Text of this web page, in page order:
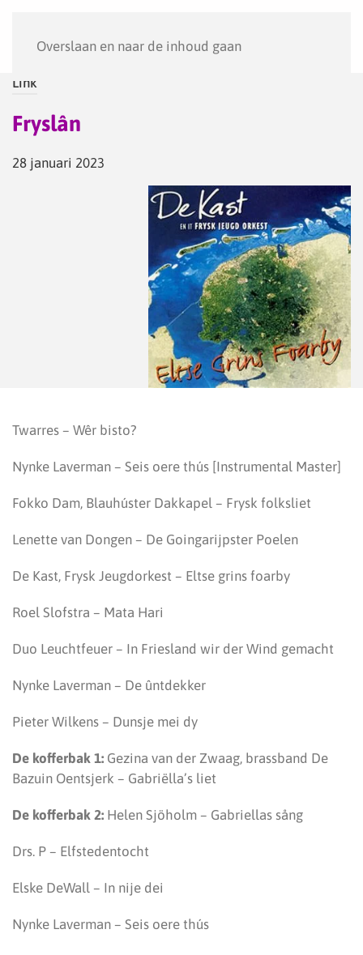
Overslaan en naar de inhoud gaan
Link
Fryslân
28 januari 2023
Twarres – Wêr bisto?
Nynke Laverman – Seis oere thús [Instrumental Master]
Fokko Dam, Blauhúster Dakkapel – Frysk folksliet
Lenette van Dongen – De Goingarijpster Poelen
De Kast, Frysk Jeugdorkest – Eltse grins foarby
Roel Slofstra – Mata Hari
Duo Leuchtfeuer – In Friesland wir der Wind gemacht
Nynke Laverman – De ûntdekker
Pieter Wilkens – Dunsje mei dy
De kofferbak 1: Gezina van der Zwaag, brassband De
Bazuin Oentsjerk – Gabriëlla’s liet
De kofferbak 2: Helen Sjöholm – Gabriellas sång
Drs. P – Elfstedentocht
Elske DeWall – In nije dei
Nynke Laverman – Seis oere thús